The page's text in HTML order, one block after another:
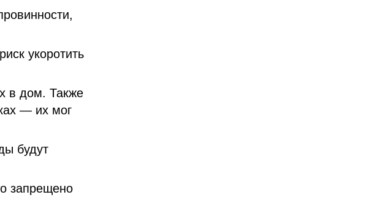
укоротить
в дом. Также
— их мог
будут
запрещено